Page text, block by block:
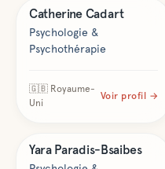
Catherine Cadart
Psychologie &
Psychothérapie
🇬🇧 Royaume-
Uni
Voir profil →
Yara Paradis-Bsaibes